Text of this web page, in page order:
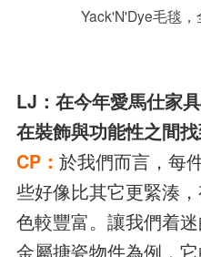
Yack'N'Dye毛毯，
LJ：在今年愛馬仕家
在裝飾與功能性之間
CP： 於我們而言，每
些好像比其它更緊湊
色較豐富。讓我們着
金屬搪瓷物件為例，